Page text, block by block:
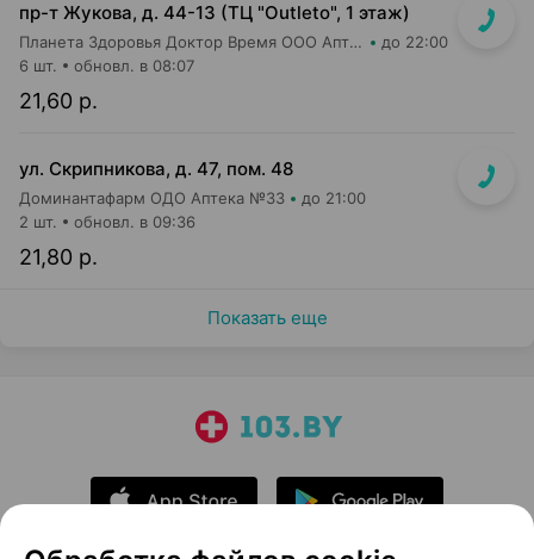
пр-т Жукова, д. 44-13 (ТЦ "Outleto", 1 этаж)
Планета Здоровья Доктор Время ООО Аптека №21 до 22:00
21,60 р.
6 шт. обновл. в 08:07
ул. Скрипникова, д. 47, пом. 48
Доминантафарм ОДО Аптека №33 до 21:00
21,80 р.
2 шт. обновл. в 09:36
Показать еще